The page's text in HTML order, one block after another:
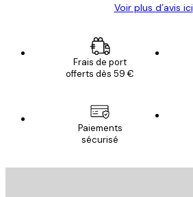
Voir plus d’avis ici
Frais de port
offerts dès 59 €
Paiements
sécurisé